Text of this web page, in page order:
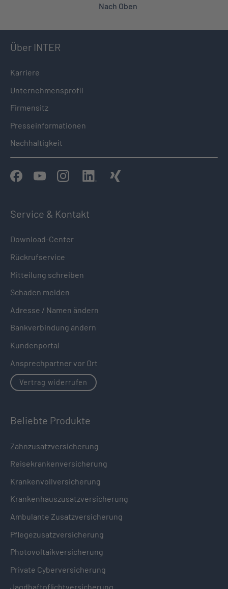
Nach Oben
Über INTER
Karriere
Unternehmensprofil
Firmensitz
Presseinformationen
Nachhaltigkeit
Service & Kontakt
Download-Center
Rückrufservice
Mitteilung schreiben
Schaden melden
Adresse / Namen ändern
Bankverbindung ändern
Kundenportal
Ansprechpartner vor Ort
Vertrag widerrufen
Beliebte Produkte
Zahnzusatzversicherung
Reisekrankenversicherung
Krankenvollversicherung
Krankenhauszusatzversicherung
Ambulante Zusatzversicherung
Pflegezusatzversicherung
Photovoltaikversicherung
Private Cyberversicherung
Jagdhaftpflichtversicherung